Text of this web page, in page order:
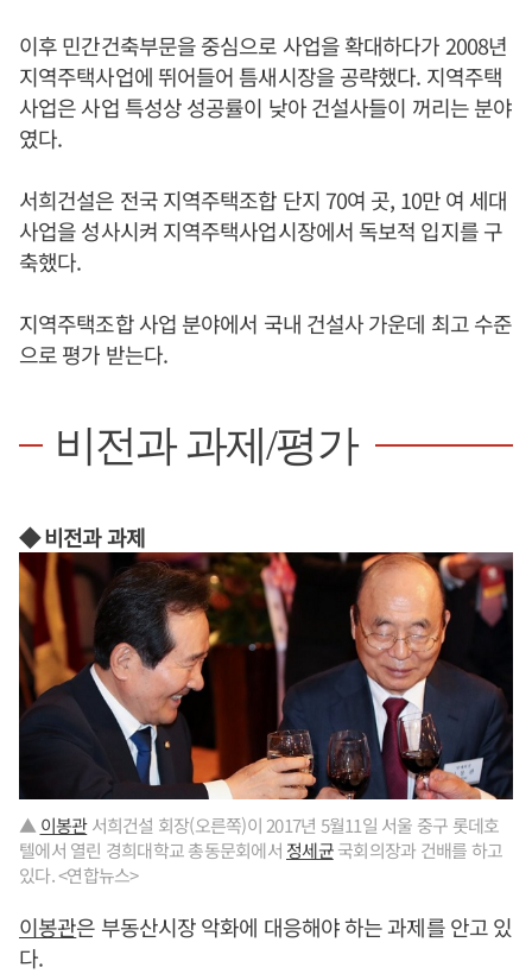
이후 민간건축부문을 중심으로 사업을 확대하다가 2008년
지역주택사업에 뛰어들어 틈새시장을 공략했다. 지역주택
사업은 사업 특성상 성공률이 낮아 건설사들이 꺼리는 분야
였다.
서희건설은 전국 지역주택조합 단지 70여 곳, 10만 여 세대
사업을 성사시켜 지역주택사업시장에서 독보적 입지를 구
축했다.
지역주택조합 사업 분야에서 국내 건설사 가운데 최고 수준
으로 평가 받는다.
비전과 과제/평가
◆ 비전과 과제
▲ 이봉관서희건설 회장(오른쪽)이 2017년 5월11일 서울 중구 롯데호
텔에서 열린 경희대학교 총동문회에서 정세균국회의장과 건배를 하고
있다. <연합뉴스>
이봉관은 부동산시장 악화에 대응해야 하는 과제를 안고 있
다.